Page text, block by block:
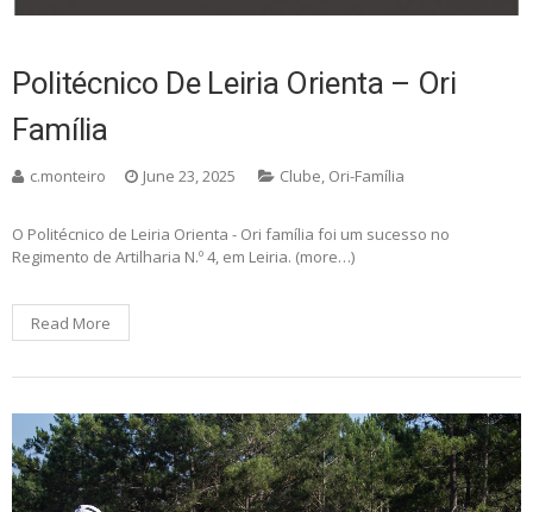
Politécnico De Leiria Orienta – Ori
Família
c.monteiro June 23, 2025 Clube, Ori-Família
O Politécnico de Leiria Orienta - Ori família foi um sucesso no
Regimento de Artilharia N.º 4, em Leiria. (more…)
Read More